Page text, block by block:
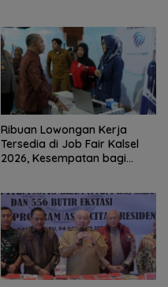
Ribuan Lowongan Kerja
Tersedia di Job Fair Kalsel
2026, Kesempatan bagi